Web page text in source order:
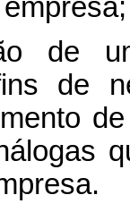
de
de